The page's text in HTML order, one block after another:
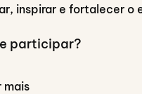
inspirar e fortalecer o
participar?
mais